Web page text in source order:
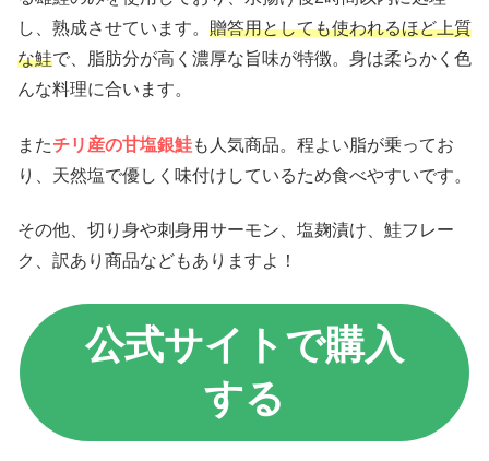
し、熟成させています。 贈答用としても使われるほど上質
な鮭で、脂肪分が高く濃厚な旨味が特徴。身は柔らかく色
んな料理に合います。
またチリ産の甘塩銀鮭も人気商品。程よい脂が乗ってお
り、天然塩で優しく味付けしているため食べやすいです。
その他、切り身や刺身用サーモン、塩麹漬け、鮭フレー
ク、訳あり商品などもありますよ！
公式サイトで購入
する